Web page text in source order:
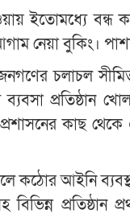
ইতোমধ্যে বন্ধ
নেয়া বুকিং।
চলাচল
প্রতিষ্ঠান
প্রশাসনের কাছ
কঠোর আইনি
বিভিন্ন